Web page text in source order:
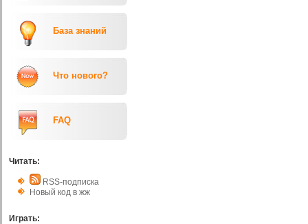
База знаний
Что нового?
FAQ
Читать:
RSS-подписка
Новый код в жж
Играть: